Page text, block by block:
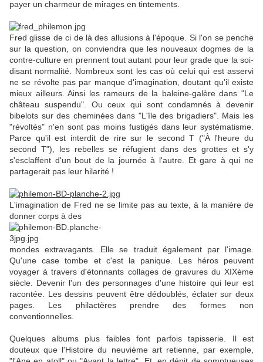
payer un charmeur de mirages en tintements.
Fred glisse de ci de là des allusions à l'époque. Si l'on se penche
sur la question, on conviendra que les nouveaux dogmes de la
contre-culture en prennent tout autant pour leur grade que la soi-
disant normalité. Nombreux sont les cas où celui qui est asservi
ne se révolte pas par manque d'imagination, doutant qu'il existe
mieux ailleurs. Ainsi les rameurs de la baleine-galère dans "Le
château suspendu". Ou ceux qui sont condamnés à devenir
bibelots sur des cheminées dans "L'île des brigadiers". Mais les
"révoltés" n'en sont pas moins fustigés dans leur systématisme.
Parce qu'il est interdit de rire sur le second T ("À l'heure du
second T"), les rebelles se réfugient dans des grottes et s'y
s'esclaffent d'un bout de la journée à l'autre. Et gare à qui ne
partagerait pas leur hilarité !
L'imagination de Fred ne se limite pas au texte, à la manière de
donner corps à des
mondes extravagants. Elle se traduit également par l'image.
Qu'une case tombe et c'est la panique. Les héros peuvent
voyager à travers d'étonnants collages de gravures du XIXème
siècle. Devenir l'un des personnages d'une histoire qui leur est
racontée. Les dessins peuvent être dédoublés, éclater sur deux
pages. Les philactères prendre des formes non
conventionnelles.
Quelques albums plus faibles font parfois tapisserie. Il est
douteux que l'Histoire du neuvième art retienne, par exemple,